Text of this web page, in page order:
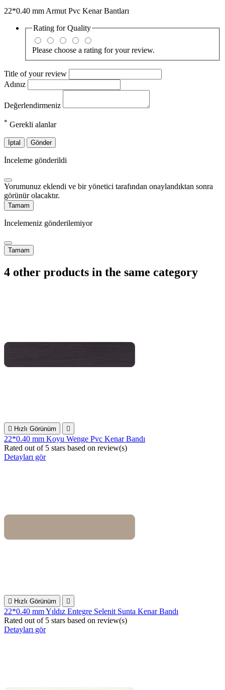
22*0.40 mm Armut Pvc Kenar Bantları
Rating forQuality
Please choose a rating for your review.
Title of your review
Adınız
Değerlendirmeniz
* Gerekli alanlar
İptal Gönder
İnceleme gönderildi
Yorumunuz eklendi ve bir yönetici tarafından onaylandıktan sonra
görünür olacaktır.
Tamam
İncelemeniz gönderilemiyor
Tamam
4 other products in the same category
 Hızlı Görünüm 
22*0.40 mm Koyu Wenge Pvc Kenar Bandı
Rated out of 5 stars based on review(s)
Detayları gör
 Hızlı Görünüm 
22*0.40 mm Yıldız Entegre Selenit Sunta Kenar Bandı
Rated out of 5 stars based on review(s)
Detayları gör